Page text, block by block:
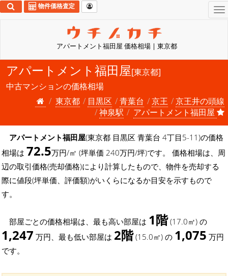
アパートメント福田屋 価格相場 | 東京都
物件価格査定
アパートメント福田屋[東京都]
中古マンションの価格相場
東京都
目黒区 青葉台 京王
京王井の頭線
神泉駅
アパートメント福田屋
アパートメント福田屋(東京都 目黒区 青葉台 4丁目5-11)の価格
相場は 72.5万円/㎡ (坪単価 240万円/坪)です。 価格相場は、周
辺の取引価格(売却価格)により計算したもので、物件を売却する
際に値段(坪単価、評価額)がいくらになるか目安を示すもので
す。
部屋ごとの価格相場は、最も高い部屋は 1階(17.0㎡) の
1,247 万円、最も低い部屋は 2階(15.0㎡) の 1,075 万円
です。